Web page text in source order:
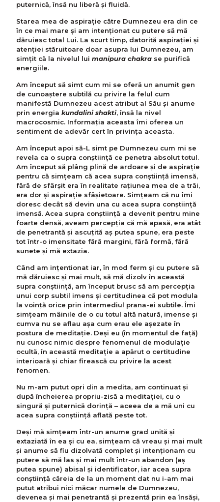
puternică, însă nu liberă şi fluidă.
Starea mea de aspiraţie către Dumnezeu era din ce
în ce mai mare şi am intenţionat cu putere să mă
dăruiesc total Lui. La scurt timp, datorită aspiraţiei şi
atenţiei stăruitoare doar asupra lui Dumnezeu, am
simţit că la nivelul lui manipura chakra se purifică
energiile.
Am început să simt cum mi se oferă un anumit gen
de cunoaştere subtilă cu privire la felul cum
manifestă Dumnezeu acest atribut al Său şi anume
prin energia kundalini shakti, însă la nivel
macrocosmic. Informaţia aceasta îmi oferea un
sentiment de adevăr cert în privinţa aceasta.
Am început apoi să-L simt pe Dumnezeu cum mi se
revela ca o supra conştiinţă ce penetra absolut totul.
Am început să plâng plină de ardoare şi de aspiraţie
pentru că simţeam că acea supra conştiinţă imensă,
fără de sfârşit era în realitate raţiunea mea de a trăi,
era dor şi aspiraţie sfâşietoare. Simţeam că nu îmi
doresc decât să devin una cu acea supra conştiinţă
imensă. Acea supra conştiinţă a devenit pentru mine
foarte densă, aveam percepţia că mă apasă, era atât
de penetrantă şi ascuţită aş putea spune, era peste
tot într-o imensitate fără margini, fără formă, fără
sunete şi mă extazia.
Când am inţentionat iar, în mod ferm şi cu putere să
mă dăruiesc şi mai mult, să mă dizolv în această
supra conştiinţă, am început brusc să am percepţia
unui corp subtil imens şi certitudinea că pot modula
la voinţă orice prin intermediul prana-ei subtile. Îmi
simţeam mâinile de o cu totul altă natură, imense şi
cumva nu se aflau aşa cum erau ele aşezate în
postura de meditaţie. Deşi eu (în momentul de faţă)
nu cunosc nimic despre fenomenul de modulaţie
ocultă, în această meditaţie a apărut o certitudine
interioară şi chiar firească cu privire la acest
fenomen.
Nu m-am putut opri din a medita, am continuat şi
după încheierea propriu-zisă a meditaţiei, cu o
singură şi puternică dorinţă – aceea de a mă uni cu
acea supra conştiinţă aflată peste tot.
Deşi mă simţeam într-un anume grad unită şi
extaziată în ea şi cu ea, simţeam că vreau şi mai mult
şi anume să fiu dizolvată complet şi intenţionam cu
putere să mă las şi mai mult într-un abandon (aş
putea spune) abisal şi identificator, iar acea supra
conştiinţă căreia de la un moment dat nu i-am mai
putut atribui nici măcar numele de Dumnezeu,
devenea şi mai penetrantă şi prezentă prin ea însăşi,